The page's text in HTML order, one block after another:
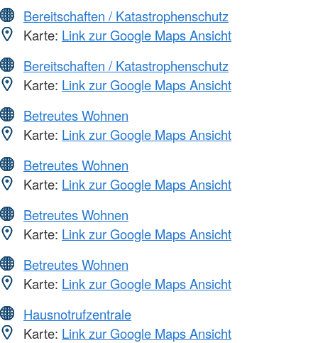
Bereitschaften / Katastrophenschutz
Karte: Link zur Google Maps Ansicht
Bereitschaften / Katastrophenschutz
Karte: Link zur Google Maps Ansicht
Betreutes Wohnen
Karte: Link zur Google Maps Ansicht
Betreutes Wohnen
Karte: Link zur Google Maps Ansicht
Betreutes Wohnen
Karte: Link zur Google Maps Ansicht
Betreutes Wohnen
Karte: Link zur Google Maps Ansicht
Hausnotrufzentrale
Karte: Link zur Google Maps Ansicht